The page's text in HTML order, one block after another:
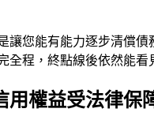
讓您能有能力逐步清償債
全程，終點線後依然能看
用權益受法律保